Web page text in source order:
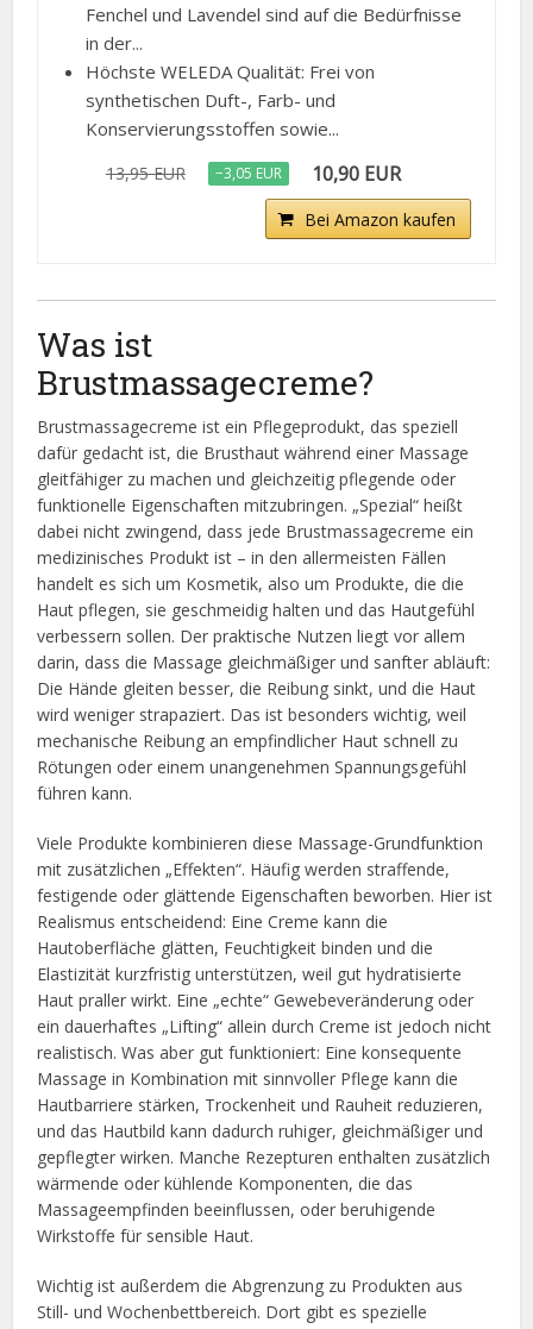
Fenchel und Lavendel sind auf die Bedürfnisse
in der...
Höchste WELEDA Qualität: Frei von
synthetischen Duft-, Farb- und
Konservierungsstoffen sowie...
13,95 EUR −3,05 EUR 10,90 EUR
Bei Amazon kaufen
Was ist
Brustmassagecreme?
Brustmassagecreme ist ein Pflegeprodukt, das speziell
dafür gedacht ist, die Brusthaut während einer Massage
gleitfähiger zu machen und gleichzeitig pflegende oder
funktionelle Eigenschaften mitzubringen. „Spezial“ heißt
dabei nicht zwingend, dass jede Brustmassagecreme ein
medizinisches Produkt ist – in den allermeisten Fällen
handelt es sich um Kosmetik, also um Produkte, die die
Haut pflegen, sie geschmeidig halten und das Hautgefühl
verbessern sollen. Der praktische Nutzen liegt vor allem
darin, dass die Massage gleichmäßiger und sanfter abläuft:
Die Hände gleiten besser, die Reibung sinkt, und die Haut
wird weniger strapaziert. Das ist besonders wichtig, weil
mechanische Reibung an empfindlicher Haut schnell zu
Rötungen oder einem unangenehmen Spannungsgefühl
führen kann.
Viele Produkte kombinieren diese Massage-Grundfunktion
mit zusätzlichen „Effekten“. Häufig werden straffende,
festigende oder glättende Eigenschaften beworben. Hier ist
Realismus entscheidend: Eine Creme kann die
Hautoberfläche glätten, Feuchtigkeit binden und die
Elastizität kurzfristig unterstützen, weil gut hydratisierte
Haut praller wirkt. Eine „echte“ Gewebeveränderung oder
ein dauerhaftes „Lifting“ allein durch Creme ist jedoch nicht
realistisch. Was aber gut funktioniert: Eine konsequente
Massage in Kombination mit sinnvoller Pflege kann die
Hautbarriere stärken, Trockenheit und Rauheit reduzieren,
und das Hautbild kann dadurch ruhiger, gleichmäßiger und
gepflegter wirken. Manche Rezepturen enthalten zusätzlich
wärmende oder kühlende Komponenten, die das
Massageempfinden beeinflussen, oder beruhigende
Wirkstoffe für sensible Haut.
Wichtig ist außerdem die Abgrenzung zu Produkten aus
Still- und Wochenbettbereich. Dort gibt es spezielle